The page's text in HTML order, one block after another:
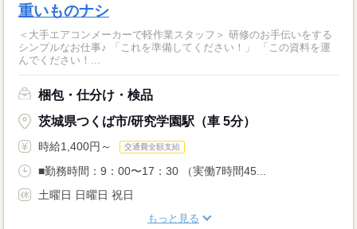
重いものナシ
＜大手エアコンメーカーで軽作業スタッフ＞ 研修のお手伝いをする
シンプルなお仕事♪ 「これを準備してください！」 「この資料を運
んでください！...
梱包・仕分け・検品
茨城県つくば市/研究学園駅（車 5分）
時給1,400円～ 交通費全額支給
■勤務時間：9：00〜17：30 （実働7時間45...
土曜日 日曜日 祝日
もっと見る